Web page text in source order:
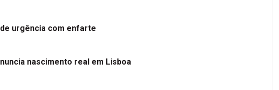
urgência com enfarte
nascimento real em Lisboa